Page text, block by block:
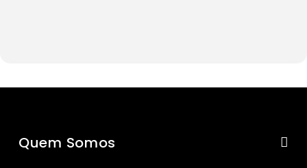
Quem Somos